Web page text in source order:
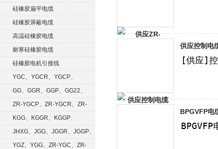
硅橡胶扁平电缆
硅橡胶屏蔽电缆
高温硅橡胶电缆
耐寒硅橡胶电缆
硅橡胶电机引接线
YGC、YGCR、YGCP、
YGCRP
GG、GGR、GGP、GG22、
GGRP
ZR-YGCP、ZR-YGCR、ZR-
YGCRP
KGG、KGGR、KGGP、
KGGRP
JHXG、JGG、JGGR、JGGP、
JGGFYGZ、YGG、ZR-YGC、ZR-
供应控制电
BPGVFP电